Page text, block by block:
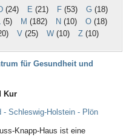
(24) E (21) F(53) G(18)
(5) M (182) N (10) O(18)
V(25) W(10) Z(10)
für Gesundheit und
Kur
- Schleswig-Holstein - Plön
Knapp-Haus ist eine